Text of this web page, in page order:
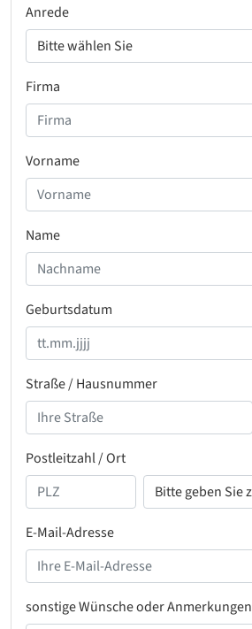
Anrede
Firma
Vorname
Name
Geburtsdatum
Straße / Hausnummer
Postleitzahl / Ort
E-Mail-Adresse
sonstige Wünsche oder Anmerkungen